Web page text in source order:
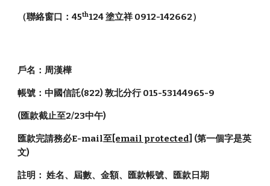
（聯絡窗口：45th124 塗立祥 0912-142662）
戶名：周漢樺
帳號：中國信託(822) 敦北分行 015-53144965-9
(匯款截止至2/23中午)
匯款完請務必E-mail至[email protected] (第一個字是英
文)
註明： 姓名、屆數、金額、匯款帳號、匯款日期